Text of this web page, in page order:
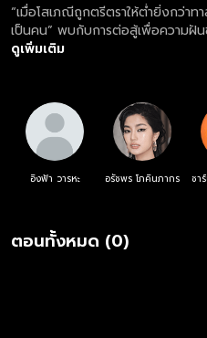
“เมื่อโสเภณีถูกตรีตราให้ต่ำยิ่งกว่า
เป็นคน” พบกับการต่อสู้เพื่อความฝันของ “3 คณิกา” ที่ต้องการ
ปลดแอกจากการเป็นโสเภณี พวกเธ
ดูเพิ่มเติม
อิงฟ้า วารหะ อรัชพร โภคินภากร
ชา
ตอนทั้งหมด (0)